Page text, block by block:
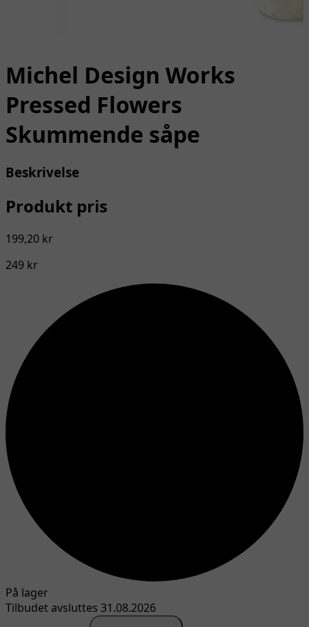
Michel Design Works
Pressed Flowers
Skummende såpe
Beskrivelse
Produkt pris
199,20 kr
249 kr
På lager
Tilbudet avsluttes 31.08.2026